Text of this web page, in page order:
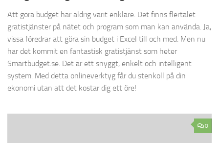
Att göra budget har aldrig varit enklare. Det finns flertalet
gratistjänster på nätet och program som man kan använda. Ja,
vissa föredrar att göra sin budget i Excel till och med. Men nu
har det kommit en fantastisk gratistjänst som heter
Smartbudget.se. Det är ett snyggt, enkelt och intelligent
system. Med detta onlineverktyg får du stenkoll på din
ekonomi utan att det kostar dig ett öre!
0